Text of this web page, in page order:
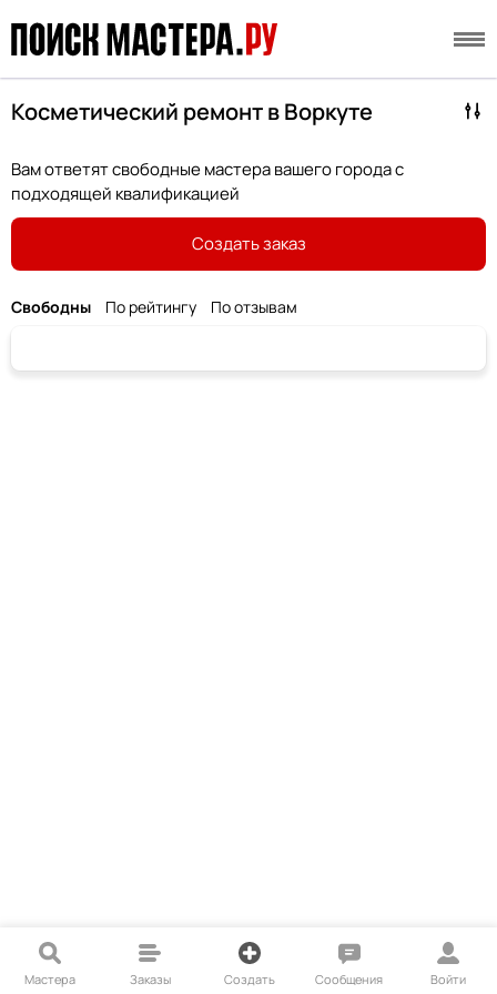
Косметический ремонт в Воркуте
Вам ответят свободные мастера вашего города с
подходящей квалификацией
Создать заказ
Свободны По рейтингу По отзывам
Мастера Заказы Создать Сообщения Войти